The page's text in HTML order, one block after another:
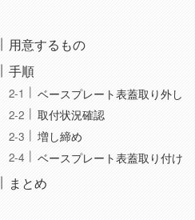
用意するもの
手順
ベースプレート表蓋取り外し
取付状況確認
増し締め
ベースプレート表蓋取り付け
まとめ